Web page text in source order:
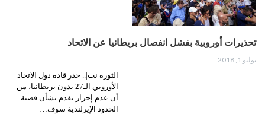
تحذيرات أوروبية بفشل انفصال بريطانيا عن الاتحاد
يوليو 1, 2018
الثورة نت|.. حذر قادة دول الاتحاد
الأوروبي الـ27 بدون بريطانيا، من
أن عدم إحراز تقدم بشأن قضية
الحدود الإيرلندية سوف…